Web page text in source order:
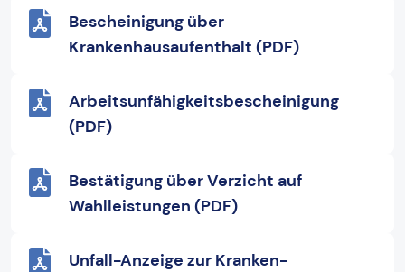
Bescheinigung über
Krankenhausaufenthalt (PDF)
Arbeitsunfähigkeitsbescheinigung
(PDF)
Bestätigung über Verzicht auf
Wahlleistungen (PDF)
Unfall-Anzeige zur Kranken-